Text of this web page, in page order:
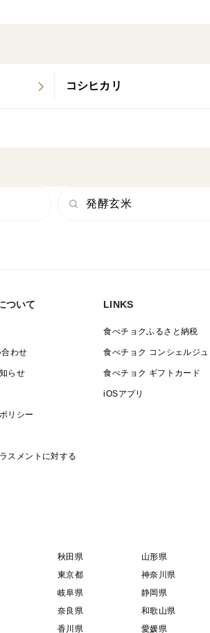
物も元気に食べる人も元気になる食べ
ます、気を付けて取り除いてはいます
コシヒカリ
発酵玄米
ついて
わせ
らせ
リシー
スメントに対する
LINKS
食べチョクふるさと納税
食べチョク コンシェルジュ
食べチョク ギフトカード
iOSアプリ
秋田県 山形県
東京都 神奈川県
岐阜県 静岡県
奈良県 和歌山県
香川県 愛媛県